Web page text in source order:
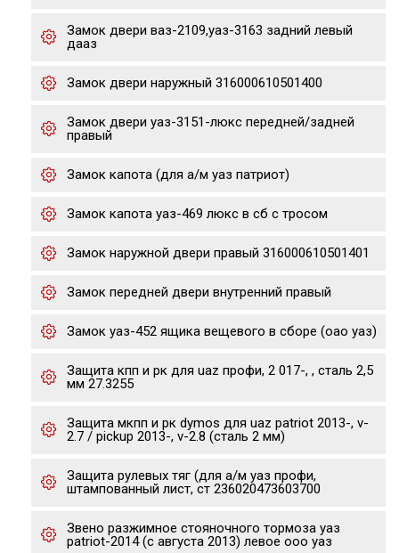
Замок двери ваз-2109,уаз-3163 задний левый
дааз
Замок двери наружный 316000610501400
Замок двери уаз-3151-люкс передней/задней
правый
Замок капота (для а/м уаз патриот)
Замок капота уаз-469 люкс в сб с тросом
Замок наружной двери правый 316000610501401
Замок передней двери внутренний правый
Замок уаз-452 ящика вещевого в сборе (оао уаз)
Защита кпп и рк для uaz профи, 2 017-, , сталь 2,5
мм 27.3255
Защита мкпп и рк dymos для uaz patriot 2013-, v-
2.7 / pickup 2013-, v-2.8 (сталь 2 мм)
Защита рулевых тяг (для а/м уаз профи,
штампованный лист, ст 236020473603700
Звено разжимное стояночного тормоза уаз
patriot-2014 (с августа 2013) левое ооо уаз